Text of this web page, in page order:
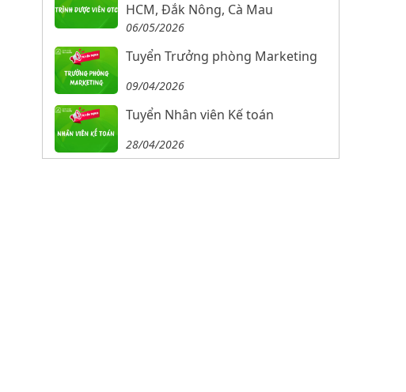
HCM, Đắk Nông, Cà Mau
06/05/2026
Tuyển Trưởng phòng Marketing
09/04/2026
Tuyển Nhân viên Kế toán
28/04/2026